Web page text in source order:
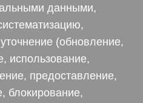
данными,
(обновление,
использование,
предоставление,
блокирование,